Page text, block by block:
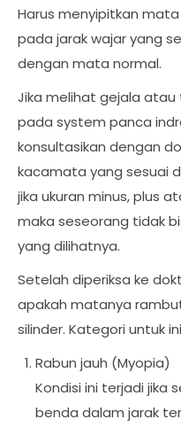
Harus menyipitkan
pada jarak wajar yang
dengan mata normal.
Jika melihat gejala
pada system panca
konsultasikan dengan
kacamata yang sesuai
jika ukuran minus, plus
maka seseorang tidak
yang dilihatnya.
Setelah diperiksa ke
apakah matanya
silinder. Kategori untuk
Rabun jauh (Myopia)
Kondisi ini terjadi jika
benda dalam jarak